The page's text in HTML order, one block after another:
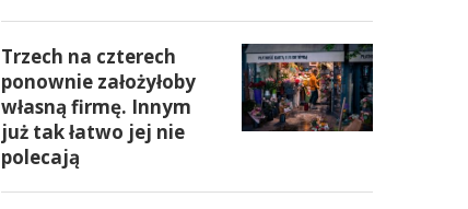
Trzech na czterech
ponownie założyłoby
własną firmę. Innym
już tak łatwo jej nie
polecają